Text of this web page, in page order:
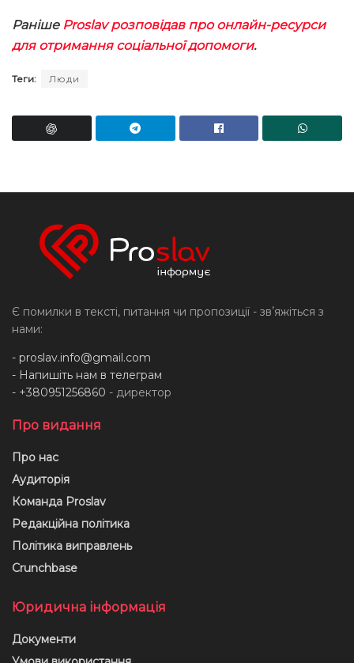
Раніше Proslav розповідав про онлайн-ресурси
для отримання соціальної допомоги.
Теги: Люди
Є помилки в тексті, питання чи пропозиції - звʼяжіться з
нами:
- proslav.info@gmail.com
- Напишіть нам в телеграм
- +380951256860 - директор
Про видання
Про нас
Аудиторія
Команда Proslav
Редакційна політика
Політика виправлень
Crunchbase
Юридична інформація
Документи